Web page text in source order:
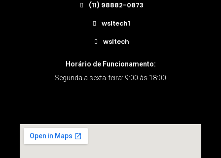
(11) 98882-0873
wsltech1
wsltech
Horário de Funcionamento:
Segunda a sexta-feira: 9:00 às 18:00